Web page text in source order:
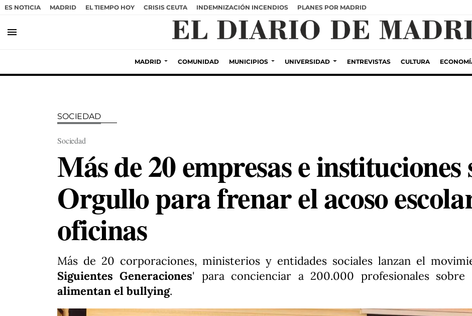
ES NOTICIA MADRID EL TIEMPO HOY CRISIS CEUTA INDEMNIZACIÓN INCENDIOS PLANES POR MADRID
menu
MADRID COMUNIDAD MUNICIPIOS UNIVERSIDAD ENTREVISTAS CULTURA
SOCIEDAD
Sociedad
Más de 20 empresas e instituciones
Orgullo para frenar el acoso
oficinas
Más de 20 corporaciones, ministerios y entidades sociales lanzan el
Siguientes Generaciones' para concienciar a 200.000 profesionales sobre
alimentan el bullying.